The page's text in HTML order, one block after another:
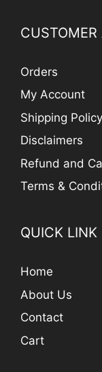
CUSTOMER
Orders
My Account
Shipping Policy
Disclaimers
Refund and
Terms &
QUICK LINK
Home
About Us
Contact
Cart